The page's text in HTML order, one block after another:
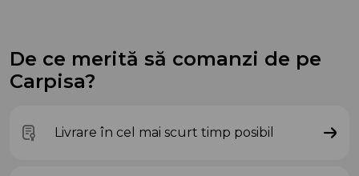
De ce merită să comanzi de pe
Carpisa?
Livrare în cel mai scurt timp posibil